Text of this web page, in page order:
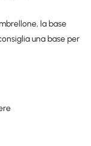
la base
una base per